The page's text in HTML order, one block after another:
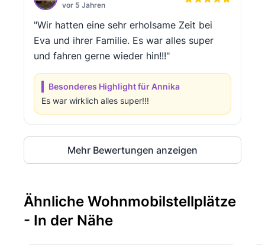
vor 5 Jahren
"Wir hatten eine sehr erholsame Zeit bei
Eva und ihrer Familie. Es war alles super
und fahren gerne wieder hin!!!"
Besonderes Highlight für Annika
Es war wirklich alles super!!!
Mehr Bewertungen anzeigen
Ähnliche Wohnmobilstellplätze
- In der Nähe